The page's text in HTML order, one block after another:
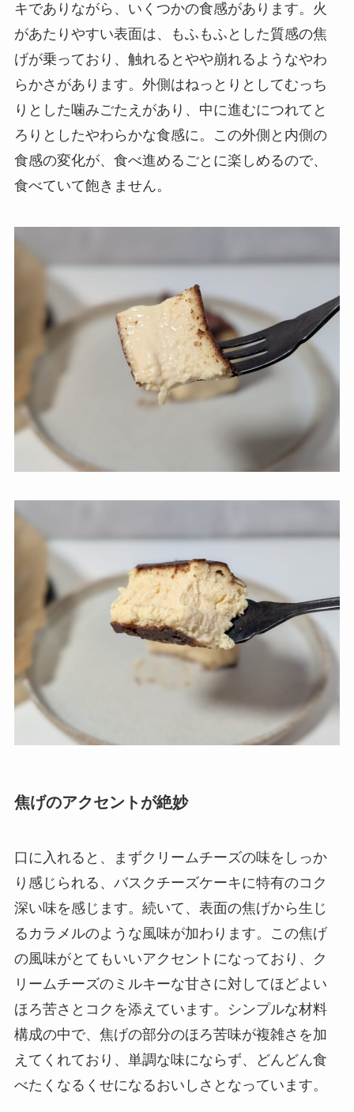
キでありながら、いくつかの食感があります。火
があたりやすい表面は、もふもふとした質感の焦
げが乗っており、触れるとやや崩れるようなやわ
らかさがあります。外側はねっとりとしてむっち
りとした噛みごたえがあり、中に進むにつれてと
ろりとしたやわらかな食感に。この外側と内側の
食感の変化が、食べ進めるごとに楽しめるので、
食べていて飽きません。
焦げのアクセントが絶妙
口に入れると、まずクリームチーズの味をしっか
り感じられる、バスクチーズケーキに特有のコク
深い味を感じます。続いて、表面の焦げから生じ
るカラメルのような風味が加わります。この焦げ
の風味がとてもいいアクセントになっており、ク
リームチーズのミルキーな甘さに対してほどよい
ほろ苦さとコクを添えています。シンプルな材料
構成の中で、焦げの部分のほろ苦味が複雑さを加
えてくれており、単調な味にならず、どんどん食
べたくなるくせになるおいしさとなっています。